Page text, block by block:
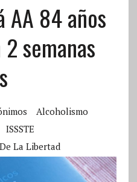
AA 84 años
semanas
Alcoholismo
ISSSTE
La Libertad